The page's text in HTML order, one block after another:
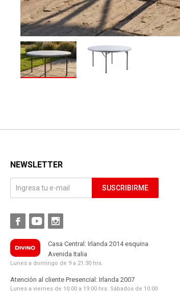
NEWSLETTER
SUSCRIBIRME
  
Casa Central: Irlanda 2014 esquina
Avenida Italia
Lunes a domingo de 9 a 21:30 hrs.
Atención al cliente Presencial: Irlanda 2007
Lunes a viernes de 10:00 a 19:00 hrs. Sábados de 10:00